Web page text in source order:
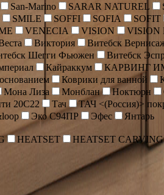
San-Marino SARAR NATUREL
SMILE SOFFI SOFIA SOFIT
VENECIA VISION VISION
Виктория Витебск
Шегги Фьюжен Витебск
Кайраккум КАРВИНГ
Коврики для ванной
Мона Лиза Монблан Ноктюрн
20С22 Тач ТАЧ <(Россия)>
Эко С94ПР Эфес
Янтарь
HEATSET HEATSET CARVING